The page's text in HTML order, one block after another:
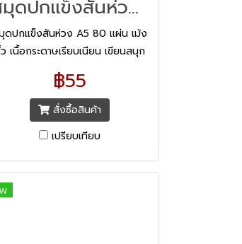
สมุดปกแข็งสันห่วง A5 80 แผ่น เม้งฮั้ว
ดปกแข็งสันห่วง A5 80 แผ่น เม้ง
เนื้อกระดาษเรียบเนียน เขียนสนุก
สบายสายตา ด้วยเนื้อกระดาษสูตร
ถนอมสายตา
฿55
สั่งซื้อสินค้า
เปรียบเทียบ